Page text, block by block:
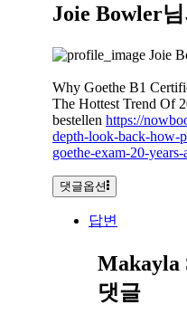
Joie Bowler
Joie
Why Goethe B1
The Hottest Trend Of
bestellen https://
depth-look-back-how-
goethe-exam-20-years-
댓글옵션
답변
Makayla
댓글